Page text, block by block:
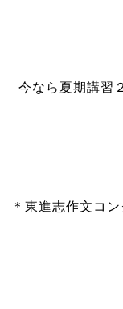
今なら夏期講習
＊東進志作文コ